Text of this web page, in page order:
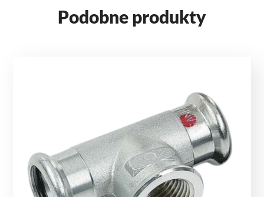
Podobne produkty